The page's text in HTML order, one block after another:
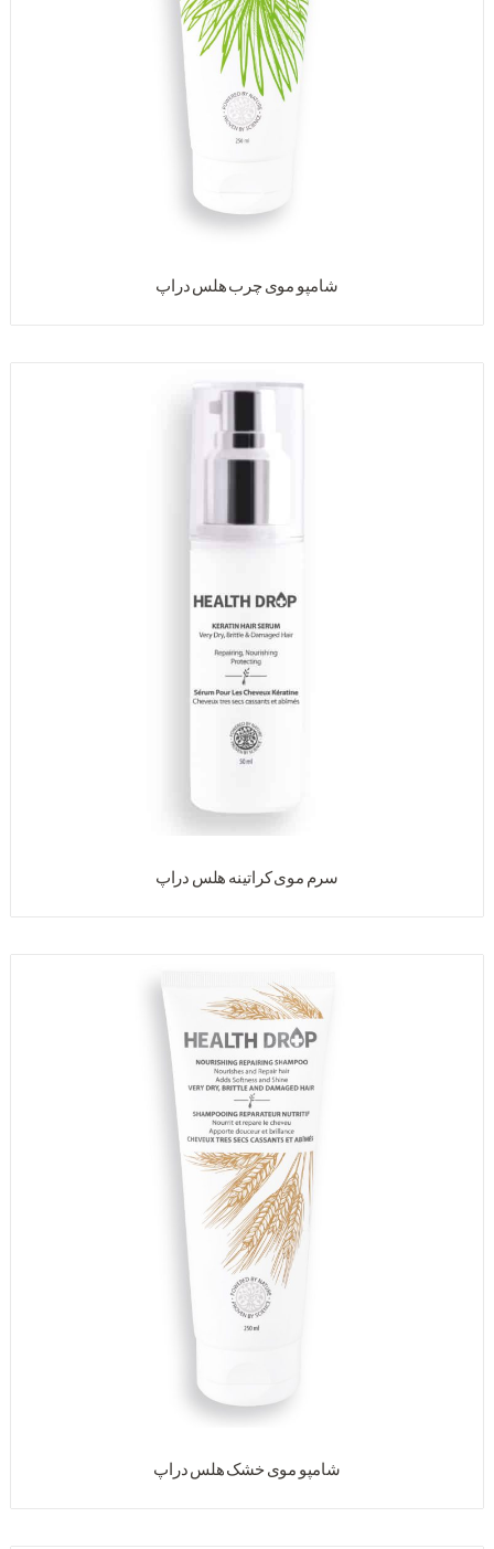
شامپو موی چرب هلس دراپ
سرم موی کراتینه هلس دراپ
شامپو موی خشک هلس دراپ